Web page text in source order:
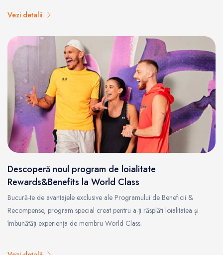
Vezi detalii
Descoperă noul program de loialitate
Rewards&Benefits la World Class
Bucură-te de avantajele exclusive ale Programului de Beneficii &
Recompense, program special creat pentru a-ți răsplăti loialitatea și
îmbunătăți experiența de membru World Class.